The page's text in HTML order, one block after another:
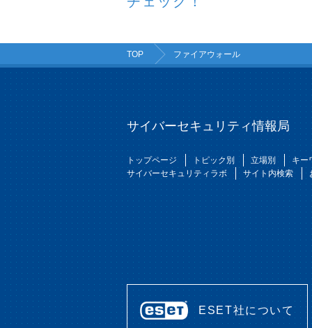
TOP ファイアウォール
サイバーセキュリティ情報局
トップページ トピック別 立場別
キー
サイバーセキュリティラボ
サイト内検索
ESET社について